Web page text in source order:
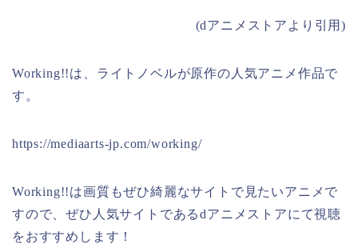
(dアニメストアより引用)
Working!!は、ライトノベルが原作の人気アニメ作品で
す。
https://mediaarts-jp.com/working/
Working!!は画質もぜひ綺麗なサイトで見たいアニメで
すので、ぜひ人気サイトであるdアニメストアにて視聴
をおすすめします！